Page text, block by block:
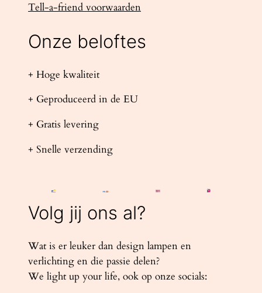
Tell-a-friend voorwaarden
Onze beloftes
+ Hoge kwaliteit
+ Geproduceerd in de EU
+ Gratis levering
+ Snelle verzending
Volg jij ons al?
Wat is er leuker dan design lampen en
verlichting en die passie delen?
We light up your life, ook op onze socials: